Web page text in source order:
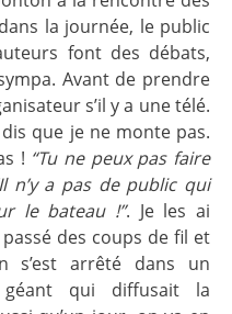
la journée, le public
font des débats,
Avant de prendre
s’il y a une télé.
que je ne monte pas.
! “Tu ne peux pas faire
n’y a pas de public qui
le bateau !”. Je les ai
des coups de fil et
s’est arrêté dans un
qui diffusait la